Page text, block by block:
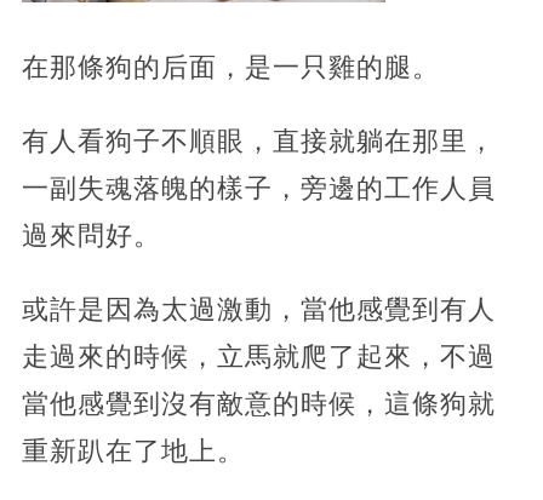
在那條狗的后面，是一只雞的腿。
有人看狗子不順眼，直接就躺在那里，
一副失魂落魄的樣子，旁邊的工作人員
過來問好。
或許是因為太過激動，當他感覺到有人
走過來的時候，立馬就爬了起來，不過
當他感覺到沒有敵意的時候，這條狗就
重新趴在了地上。